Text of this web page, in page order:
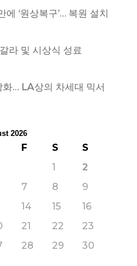
에 ‘원상복구’… 복원 설치
라 및 시상식 성료
화… LA상의 차세대 믹서
2026
F S
S
1
2
7 8
9
14 15
16
21 22
23
28 29
30